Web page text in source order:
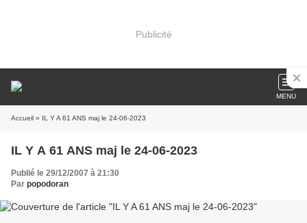
Publicité
MENU
Accueil » IL Y A 61 ANS maj le 24-06-2023
IL Y A 61 ANS maj le 24-06-2023
Publié le 29/12/2007 à 21:30
Par popodoran